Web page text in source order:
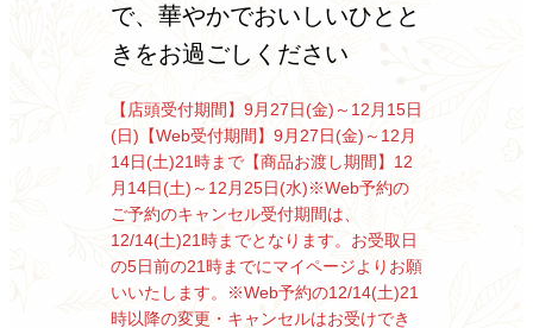
で、華やかでおいしいひとと
きをお過ごしください
【店頭受付期間】9月27日(金)～12月15日
(日) 【Web受付期間】9月27日(金)～12月
14日(土)21時まで【商品お渡し期間】12
月14日(土)～12月25日(水)※Web予約の
ご予約のキャンセル受付期間は、
12/14(土)21時までとなります。 お受取日
の5日前の21時までにマイページよりお願
いいたします。
※Web予約の12/14(土)21
時以降の変更・キャンセルはお受けでき